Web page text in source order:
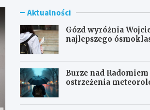
Aktualności
Gózd wyróżnia
najlepszego
Burze nad
ostrzeżenia